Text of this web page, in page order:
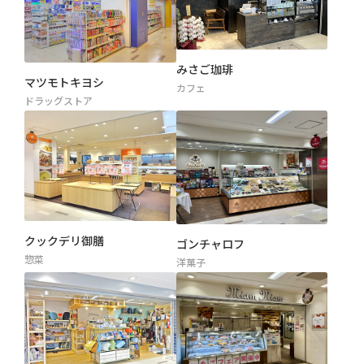
マツモトキヨシ
ドラッグストア
みさご珈琲
カフェ
クックデリ御膳
惣菜
ゴンチャロフ
洋菓子